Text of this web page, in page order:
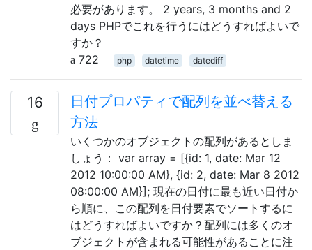
必要があります。 2 years, 3 months and 2
days PHPでこれを行うにはどうすればよいで
すか？
722
php datetime datediff
16
日付プロパティで配列を並べ替える
方法
いくつかのオブジェクトの配列があるとしま
しょう： var array = [{id: 1, date: Mar 12
2012 10:00:00 AM}, {id: 2, date: Mar 8 2012
08:00:00 AM}]; 現在の日付に最も近い日付か
ら順に、この配列を日付要素でソートするに
はどうすればよいですか？配列には多くのオ
ブジェクトが含まれる可能性があることに注